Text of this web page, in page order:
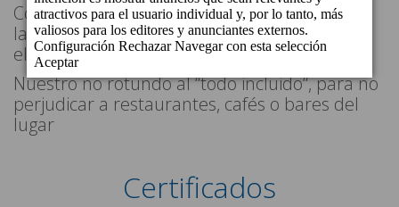
Compromiso con la discriminación: mediante
la colaboración con la Cruz Roja favorecemos
el empleo de colectivos vulnerables
Nuestro no rotundo al “todo incluido“, para no
perjudicar a restaurantes, cafés o bares del
lugar
Certificados